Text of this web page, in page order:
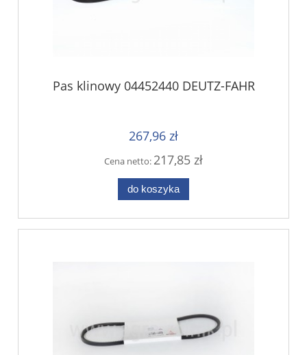
Pas klinowy 04452440 DEUTZ-FAHR
267,96 zł
Cena netto: 217,85 zł
do koszyka